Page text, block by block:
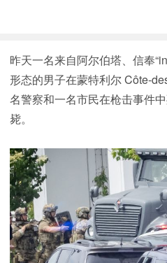
昨天一名来自阿尔伯塔、信奉
形态的男子在蒙特利尔 Côte-
名警察和一名市民在枪击事件
毙。